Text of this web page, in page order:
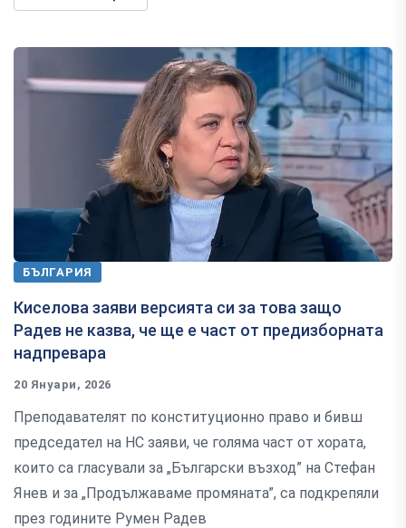
БЪЛГАРИЯ
Киселова заяви версията си за това защо
Радев не казва, че ще е част от предизборната
надпревара
20 Януари, 2026
Преподавателят по конституционно право и бивш
председател на НС заяви, че голяма част от хората,
които са гласували за „Български възход” на Стефан
Янев и за „Продължаваме промяната”, са подкрепяли
през годините Румен Радев